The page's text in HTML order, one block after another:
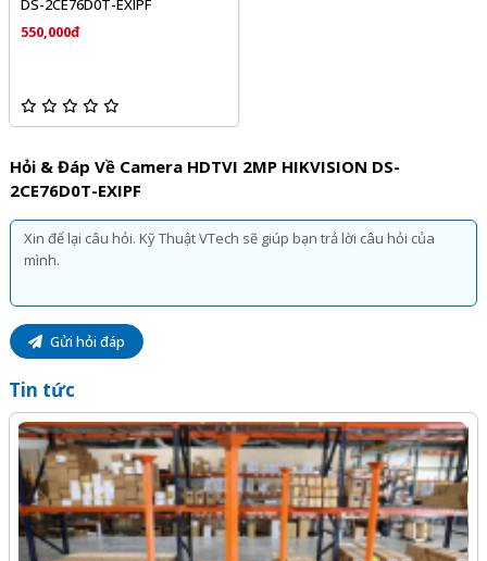
DS-2CE76D0T-EXIPF
550,000đ
Hỏi & Đáp Về Camera HDTVI 2MP HIKVISION DS-
2CE76D0T-EXIPF
Gửi hỏi đáp
Tin tức